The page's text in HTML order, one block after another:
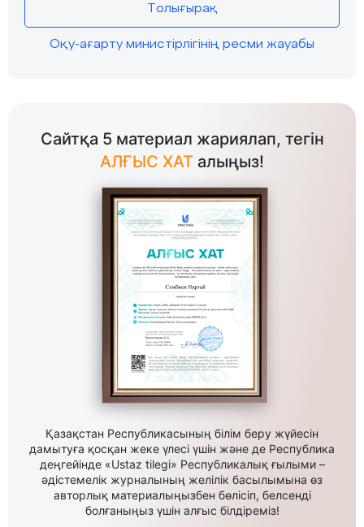
Толығырақ
Оқу-ағарту министірлігінің ресми жауабы
Сайтқа 5 материал жариялап, тегін
АЛҒЫС ХАТ алыңыз!
Қазақстан Республикасының білім беру жүйесін
дамытуға қосқан жеке үлесі үшін және де Республика
деңгейінде «Ustaz tilegi» Республикалық ғылыми –
әдістемелік журналының желілік басылымына өз
авторлық материалыңызбен бөлісіп, белсенді
болғаныңыз үшін алғыс білдіреміз!